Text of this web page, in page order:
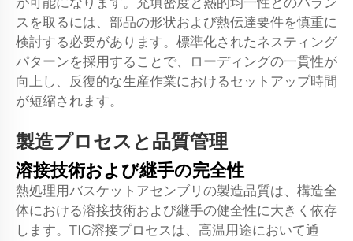
スを取るには、部品の形状および熱伝達要件を慎重に
検討する必要があります。標準化されたネスティング
パターンを採用することで、ローディングの一貫性が
向上し、反復的な生産作業におけるセットアップ時間
が短縮されます。
製造プロセスと品質管理
溶接技術および継手の完全性
熱処理用バスケットアセンブリの製造品質は、構造全
体における溶接技術および継手の健全性に大きく依存
します。TIG溶接プロセスは、高温用途において通